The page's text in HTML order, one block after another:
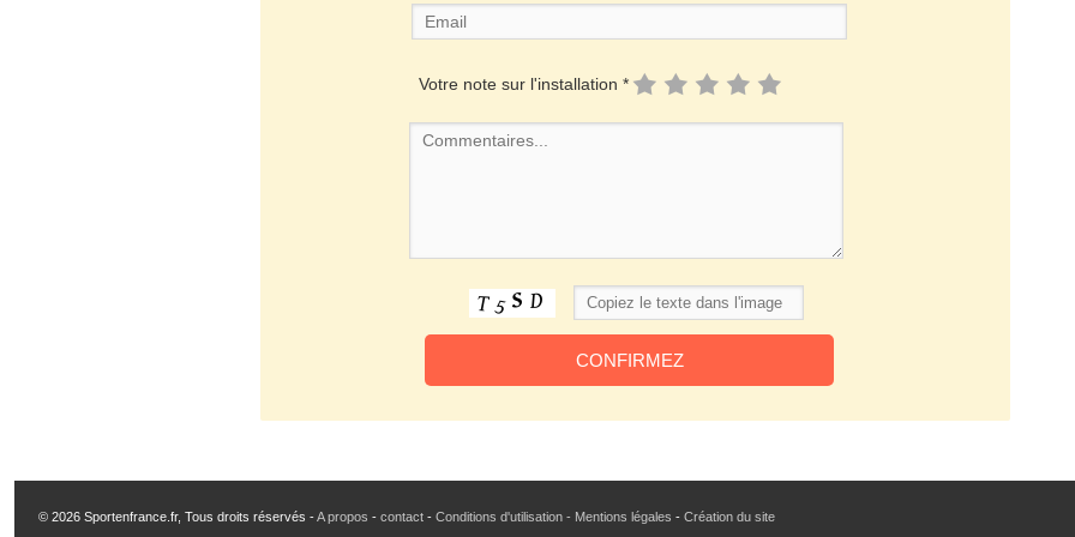
Votre note sur l'installation *
© 2026 Sportenfrance.fr, Tous droits réservés -A propos - contact - Conditions d'utilisation - Mentions légales - Création du site